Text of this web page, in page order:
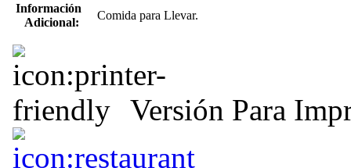
Información
Adicional:
Comida para Llevar.
Versión Para